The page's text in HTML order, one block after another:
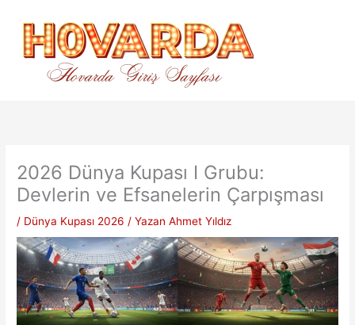
2026 Dünya Kupası I Grubu:
Devlerin ve Efsanelerin Çarpışması
/ Dünya Kupası 2026 / Yazan Ahmet Yıldız